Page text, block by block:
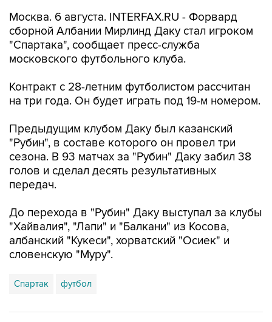
Москва. 6 августа. INTERFAX.RU - Форвард
сборной Албании Мирлинд Даку стал игроком
"Спартака", сообщает пресс-служба
московского футбольного клуба.
Контракт с 28-летним футболистом рассчитан
на три года. Он будет играть под 19-м номером.
Предыдущим клубом Даку был казанский
"Рубин", в составе которого он провел три
сезона. В 93 матчах за "Рубин" Даку забил 38
голов и сделал десять результативных
передач.
До перехода в "Рубин" Даку выступал за клубы
"Хайвалия", "Лапи" и "Балкани" из Косова,
албанский "Кукеси", хорватский "Осиек" и
словенскую "Муру".
Спартак футбол